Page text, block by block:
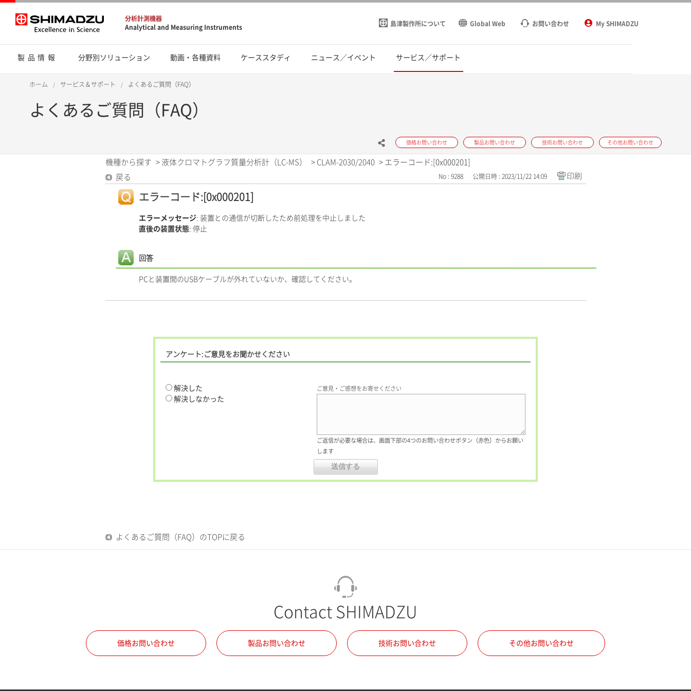
分析計測機器
Analytical and Measuring Instruments
島津製作所について Global Web お問い合わせ My SHIMADZU
製品情報 分野別ソリューション 動画・各種資料 ケーススタディ ニュース／イベント サービス／サポート
ホーム サービス＆サポート よくあるご質問（FAQ）
よくあるご質問（FAQ）
価格お問い合わせ 製品お問い合わせ 技術お問い合わせ その他お問い合わせ
機種から探す > 液体クロマトグラフ質量分析計（LC-MS） > CLAM-2030/2040 > エラーコード:[0x000201]
戻る
No : 9288 公開日時 : 2023/11/22 14:09 印刷
エラーコード:[0x000201]
エラーメッセージ: 装置との通信が切断したため前処理を中止しました
直後の装置状態: 停止
回答
PCと装置間のUSBケーブルが外れていないか、確認してください。
アンケート:ご意見をお聞かせください
解決した
解決しなかった
ご意見・ご感想をお寄せください
ご返信が必要な場合は、画面下部の4つのお問い合わせボタン（赤色）からお願い
します
よくあるご質問（FAQ）のTOPに戻る
Contact SHIMADZU
価格お問い合わせ 製品お問い合わせ 技術お問い合わせ その他お問い合わせ